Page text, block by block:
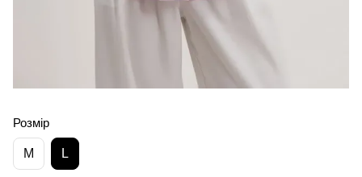
Розмір
M L